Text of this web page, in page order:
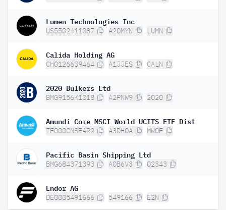
Lumen Technologies Inc
US5502411037 A2QMYN LUMN
Calida Holding AG
CH0126639464 A1JJES CALN
2020 Bulkers Ltd
BMG9156K1018 A2PNW9 2020
Amundi Core MSCI World UCITS ETF Dist
IE000CNSFAR2 A3DH0A MWOF
Pacific Basin Shipping Ltd
BMG684371393 A0B6V3 02343
Endor AG
DE0005491666 549166 E2N